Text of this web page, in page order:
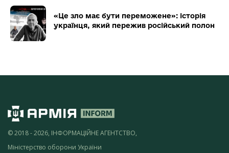
«Це зло має бути переможене»: історія
українця, який пережив російський полон
© 2018 - 2026, ІНФОРМАЦІЙНЕ АГЕНТСТВО,
Міністерство оборони України